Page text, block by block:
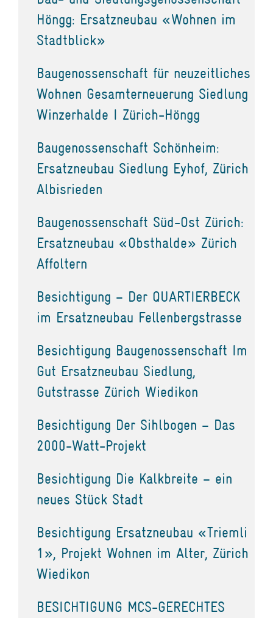
Höngg: Ersatzneubau «Wohnen im
Stadtblick»
Baugenossenschaft für neuzeitliches
Wohnen Gesamterneuerung Siedlung
Winzerhalde I Zürich-Höngg
Baugenossenschaft Schönheim:
Ersatzneubau Siedlung Eyhof, Zürich
Albisrieden
Baugenossenschaft Süd-Ost Zürich:
Ersatzneubau «Obsthalde» Zürich
Affoltern
Besichtigung – Der QUARTIERBECK
im Ersatzneubau Fellenbergstrasse
Besichtigung Baugenossenschaft Im
Gut Ersatzneubau Siedlung,
Gutstrasse Zürich Wiedikon
Besichtigung Der Sihlbogen – Das
2000-Watt-Projekt
Besichtigung Die Kalkbreite – ein
neues Stück Stadt
Besichtigung Ersatzneubau «Triemli
1», Projekt Wohnen im Alter, Zürich
Wiedikon
BESICHTIGUNG MCS-GERECHTES